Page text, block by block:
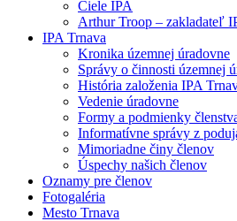
Ciele IPA
Arthur Troop – zakladateľ
IPA Trnava
Kronika územnej úradovne
Správy o činnosti územnej
História založenia IPA
Vedenie úradovne
Formy a podmienky
Informatívne správy z
Mimoriadne činy členov
Úspechy našich členov
Oznamy pre členov
Fotogaléria
Mesto Trnava